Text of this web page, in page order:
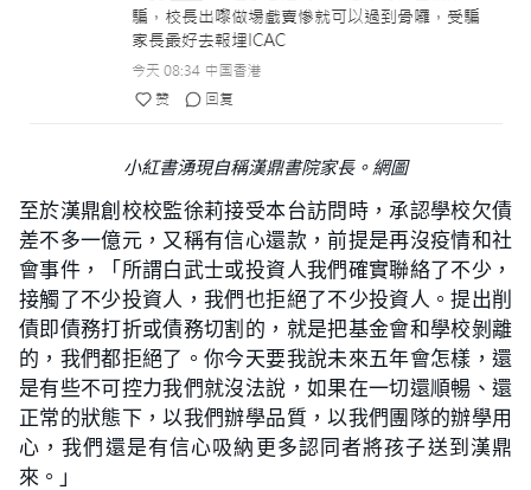
小紅書湧現自稱漢鼎書院家長。網圖
至於漢鼎創校校監徐莉接受本台訪問時，承認學校欠債
差不多一億元，又稱有信心還款，前提是再沒疫情和社
會事件，「所謂白武士或投資人我們確實聯絡了不少，
接觸了不少投資人，我們也拒絕了不少投資人。提出削
債即債務打折或債務切割的，就是把基金會和學校剝離
的，我們都拒絕了。你今天要我說未來五年會怎樣，還
是有些不可控力我們就沒法說，如果在一切還順暢、還
正常的狀態下，以我們辦學品質，以我們團隊的辦學用
心，我們還是有信心吸納更多認同者將孩子送到漢鼎
來。」